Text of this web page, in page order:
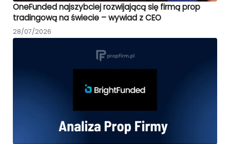
OneFunded najszybciej rozwijającą się firmą prop
tradingową na świecie – wywiad z CEO
28/07/2026